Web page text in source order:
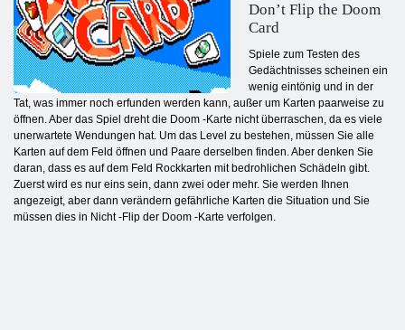
Don’t Flip the Doom
Card
Spiele zum Testen des
Gedächtnisses scheinen ein
wenig eintönig und in der
Tat, was immer noch erfunden werden kann, außer um Karten paarweise zu
öffnen. Aber das Spiel dreht die Doom -Karte nicht überraschen, da es viele
unerwartete Wendungen hat. Um das Level zu bestehen, müssen Sie alle
Karten auf dem Feld öffnen und Paare derselben finden. Aber denken Sie
daran, dass es auf dem Feld Rockkarten mit bedrohlichen Schädeln gibt.
Zuerst wird es nur eins sein, dann zwei oder mehr. Sie werden Ihnen
angezeigt, aber dann verändern gefährliche Karten die Situation und Sie
müssen dies in Nicht -Flip der Doom -Karte verfolgen.